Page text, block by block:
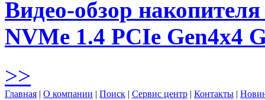
Видео-обзор
NVMe 1.4 PCIe Gen4х4
>>
Главная | О компании | Поиск | Сервис центр | Контакты |